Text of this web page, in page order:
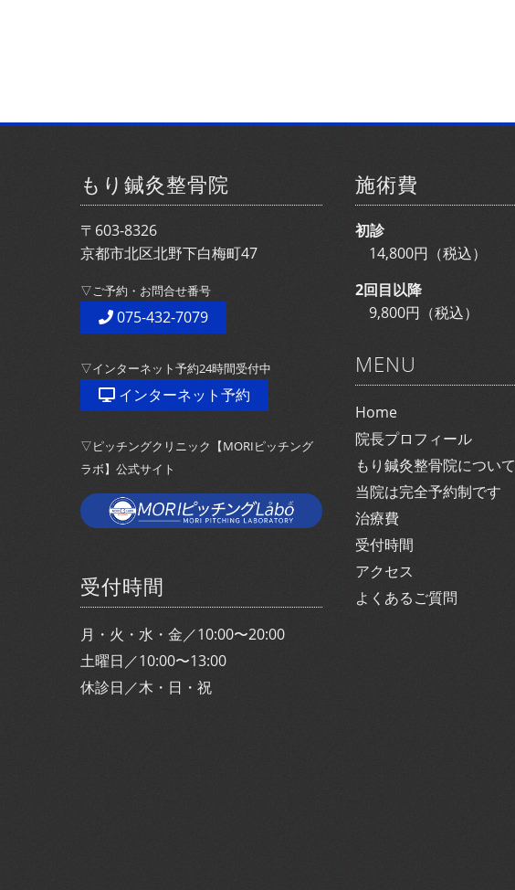
もり鍼灸整骨院
〒603-8326
京都市北区北野下白梅町47
▽ご予約・お問合せ番号
075-432-7079
▽インターネット予約24時間受付中
インターネット予約
▽ピッチングクリニック【MORIピッチング
ラボ】公式サイト
受付時間
月・火・水・金／10:00〜20:00
土曜日／10:00〜13:00
休診日／木・日・祝
施術費
初診
14,800円（税込）
2回目以降
9,800円（税込）
MENU
Home
院長プロフィール
もり鍼灸整骨院について
当院は完全予約制です
治療費
受付時間
アクセス
よくあるご質問